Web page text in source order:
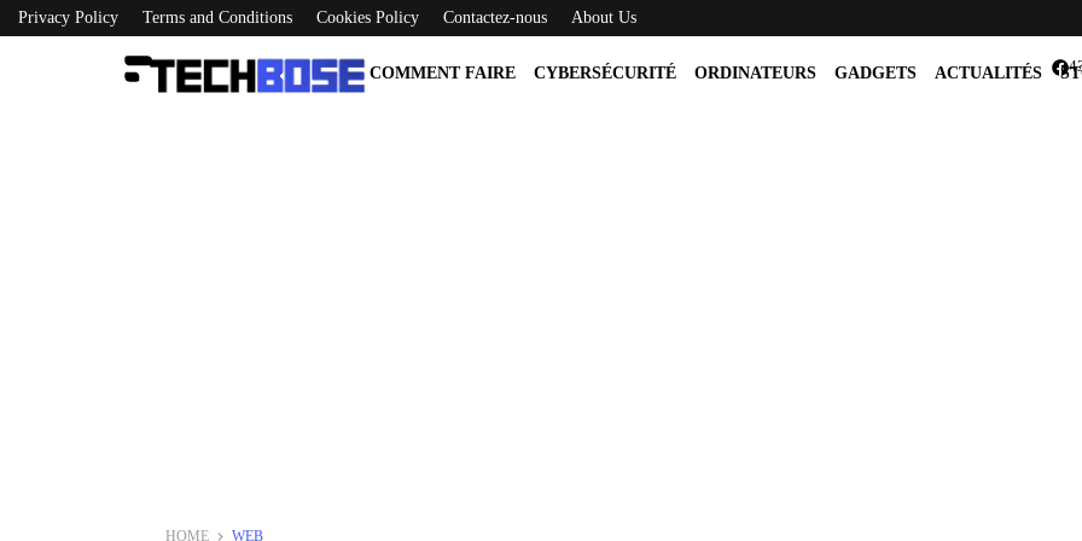
Privacy Policy Terms and Conditions Cookies Policy Contactez-nous About Us
COMMENT FAIRE CYBERSÉCURITÉ ORDINATEURS GADGETS ACTUALITÉS
HOME WEB